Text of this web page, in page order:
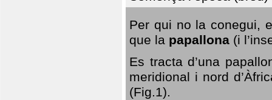
Per qui no la conegui,
que la papallona (i
Es tracta d’una
meridional i nord
(Fig.1).